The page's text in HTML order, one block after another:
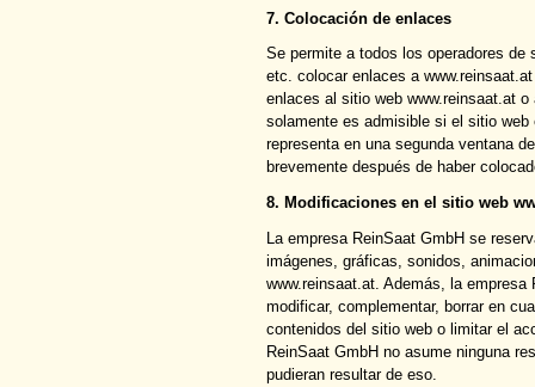
7. Colocación de enlaces
Se permite a todos los operadores
etc. colocar enlaces a
enlaces al sitio web www.reinsaat.at
solamente es admisible si el sitio
representa en una segunda ventana
brevemente después de haber
8. Modificaciones en el sitio web
La empresa ReinSaat GmbH se
imágenes, gráficas, sonidos,
www.reinsaat.at. Además, la
modificar, complementar, borrar en
contenidos del sitio web o limitar el
ReinSaat GmbH no asume ninguna
pudieran resultar de eso.